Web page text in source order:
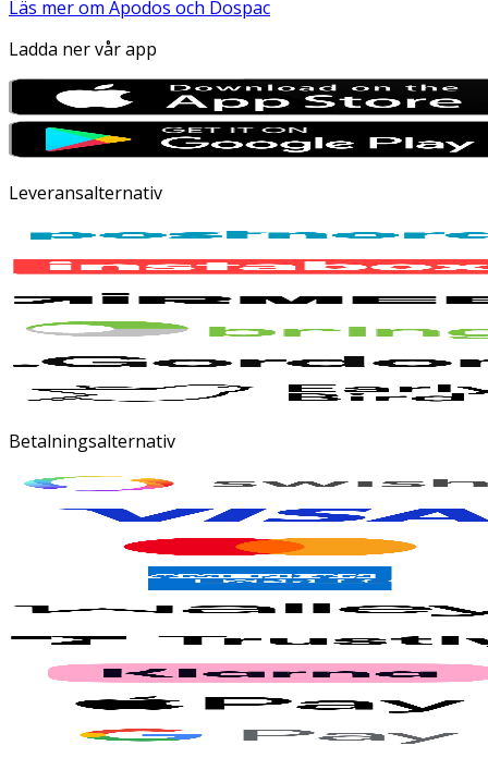
Läs mer om Apodos och Dospac
Ladda ner vår app
Leveransalternativ
Betalningsalternativ